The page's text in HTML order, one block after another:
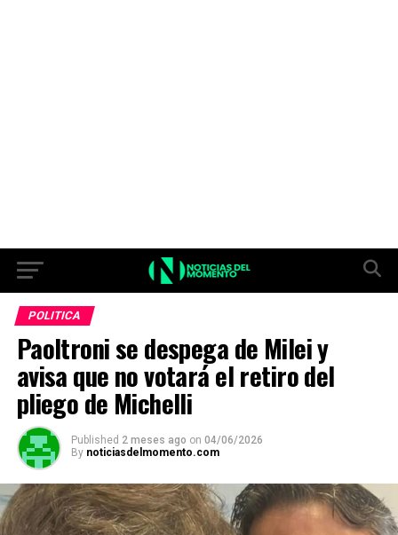
POLITICA
Paoltroni se despega de Milei y
avisa que no votará el retiro del
pliego de Michelli
Published 2 meses ago on 04/06/2026
By noticiasdelmomento.com